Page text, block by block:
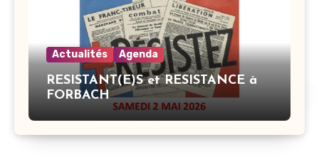
Actualités Agenda
RESISTANT(E)S et RESISTANCE à
FORBACH